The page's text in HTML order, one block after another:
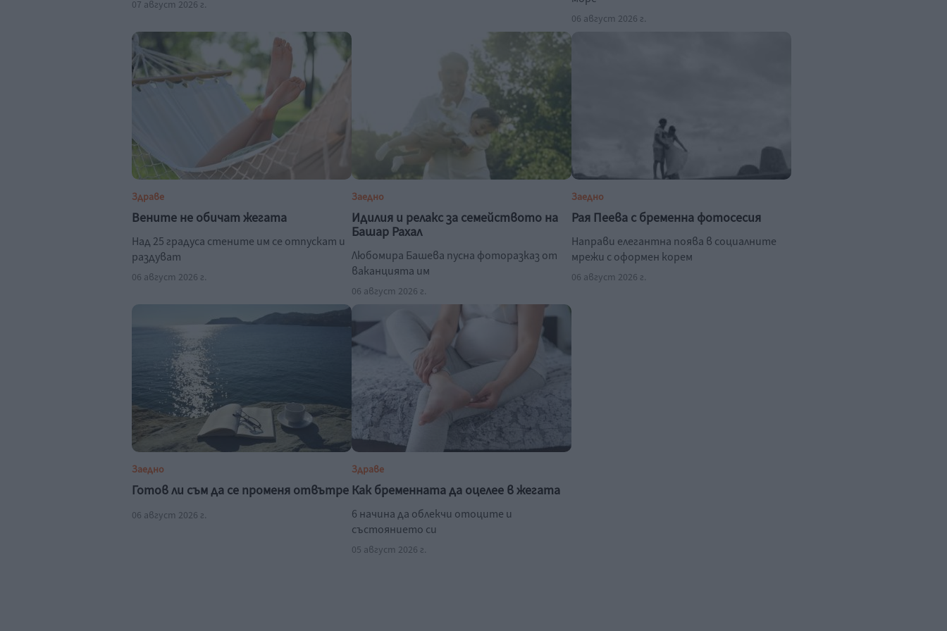
07 август 2026 г.
06 август 2026 г.
Здраве
Вените не обичат жегата
Над 25 градуса стените им се отпускат и
раздуват
06 август 2026 г.
Заедно
Идилия и релакс за семейството на
Башар Рахал
Любомира Башева пусна фоторазказ от
ваканцията им
06 август 2026 г.
Заедно
Рая Пеева с бременна фотосесия
Направи елегантна поява в социалните
мрежи с оформен корем
06 август 2026 г.
Заедно
Готов ли съм да се променя отвътре
06 август 2026 г.
Здраве
Как бременната да оцелее в жегата
6 начина да облекчи отоците и
състоянието си
05 август 2026 г.